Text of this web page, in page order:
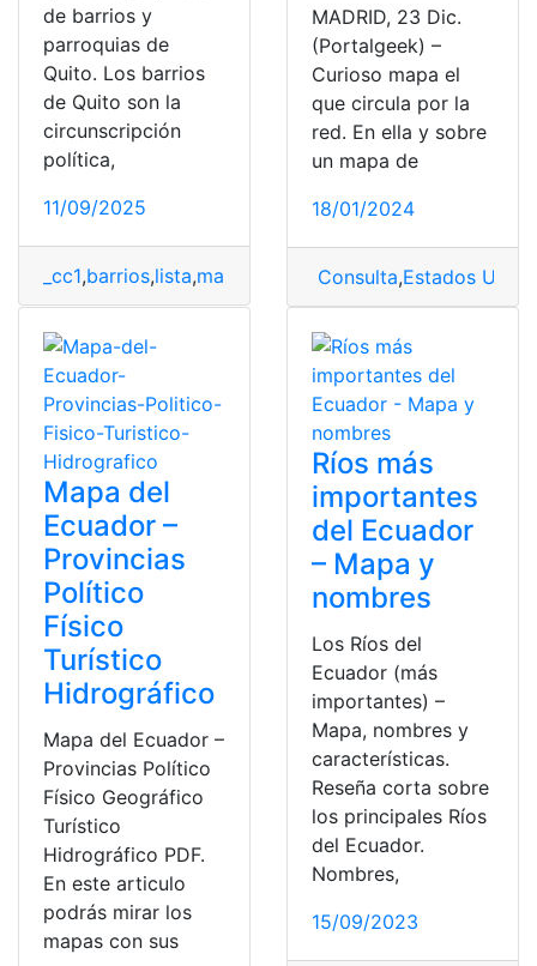
de barrios y
parroquias de
Quito. Los barrios
de Quito son la
circunscripción
política,
11/09/2025
_cc1,barrios,lista,mapa parroquias,Quito
MADRID, 23 Dic.
(Portalgeek) –
Curioso mapa el
que circula por la
red. En ella y sobre
un mapa de
18/01/2024
Consulta,Estados
Mapa del
Ecuador –
Provincias
Político
Físico
Turístico
Hidrográfico
Mapa del Ecuador –
Provincias Político
Físico Geográfico
Turístico
Hidrográfico PDF.
En este articulo
podrás mirar los
mapas con sus
Ríos más
importantes
del Ecuador
– Mapa y
nombres
Los Ríos del
Ecuador (más
importantes) –
Mapa, nombres y
características.
Reseña corta sobre
los principales Ríos
del Ecuador.
Nombres,
15/09/2023